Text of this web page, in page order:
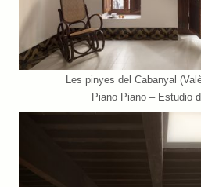
Les pinyes del Cabanyal
Piano Piano – Estudio